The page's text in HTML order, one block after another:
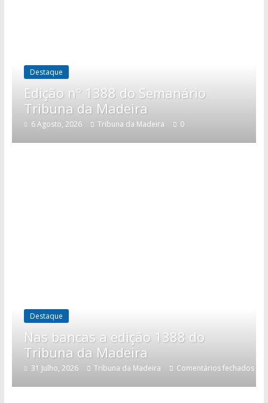
Destaque
Edição nº 1388 do Semanário
Tribuna da Madeira
6 Agosto, 2026 Tribuna da Madeira 0
Destaque
Nas bancas a edição 1388 do
Tribuna da Madeira
31 Julho, 2026 Tribuna da Madeira Comentários fechados